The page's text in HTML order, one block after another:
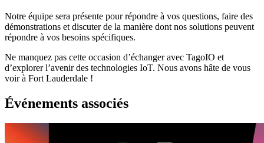
Notre équipe sera présente pour répondre à vos questions, faire des
démonstrations et discuter de la manière dont nos solutions peuvent
répondre à vos besoins spécifiques.
Ne manquez pas cette occasion d’échanger avec TagoIO et
d’explorer l’avenir des technologies IoT. Nous avons hâte de vous
voir à Fort Lauderdale !
Événements associés